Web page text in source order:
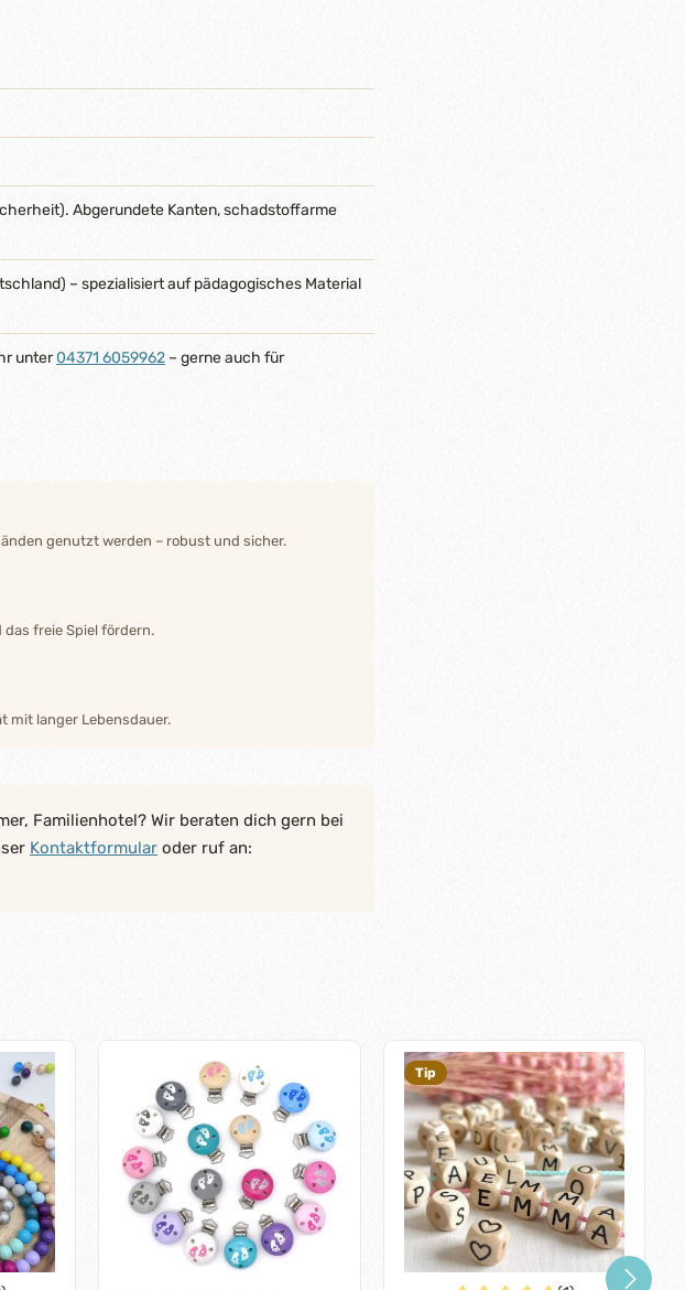
Abgerundete Kanten, schadstoffarme
– spezialisiert auf pädagogisches Material
unter04371 6059962 – gerne auch für
genutzt werden – robust und sicher.
freie Spiel fördern.
mit langer Lebensdauer.
Familienhotel? Wir beraten dich gern bei
Kontaktformular oder ruf an:
Tip